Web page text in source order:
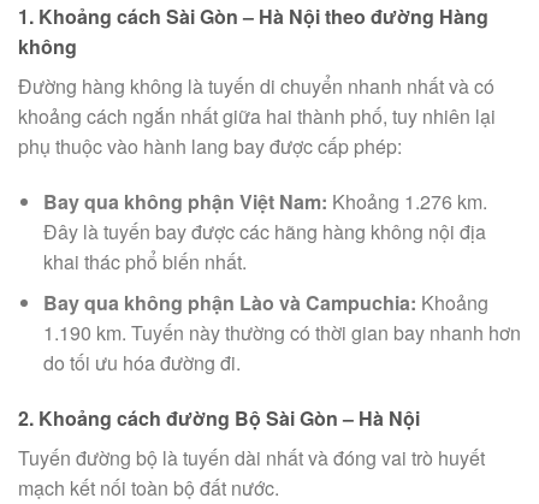
1. Khoảng cách Sài Gòn – Hà Nội theo đường Hàng
không
Đường hàng không là tuyến di chuyển nhanh nhất và có
khoảng cách ngắn nhất giữa hai thành phố, tuy nhiên lại
phụ thuộc vào hành lang bay được cấp phép:
Bay qua không phận Việt Nam: Khoảng 1.276 km.
Đây là tuyến bay được các hãng hàng không nội địa
khai thác phổ biến nhất.
Bay qua không phận Lào và Campuchia: Khoảng
1.190 km. Tuyến này thường có thời gian bay nhanh hơn
do tối ưu hóa đường đi.
2. Khoảng cách đường Bộ Sài Gòn – Hà Nội
Tuyến đường bộ là tuyến dài nhất và đóng vai trò huyết
mạch kết nối toàn bộ đất nước.